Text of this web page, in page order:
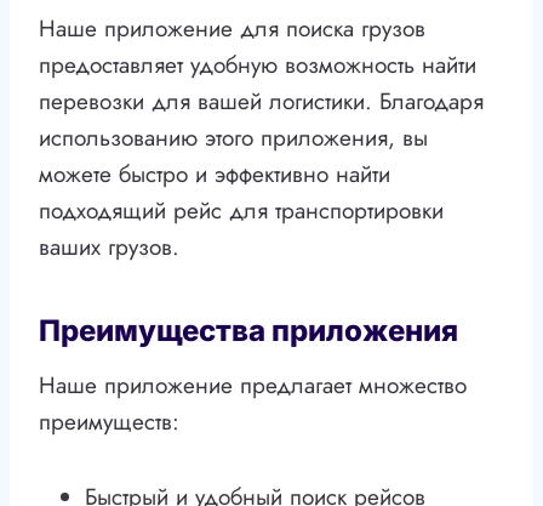
Наше приложение для поиска грузов
предоставляет удобную возможность найти
перевозки для вашей логистики. Благодаря
использованию этого приложения, вы
можете быстро и эффективно найти
подходящий рейс для транспортировки
ваших грузов.
Преимущества приложения
Наше приложение предлагает множество
преимуществ:
Быстрый и удобный поиск рейсов